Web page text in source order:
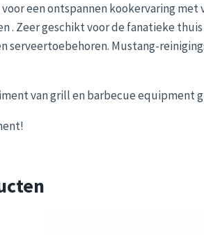
een ontspannen kookervaring
. Zeer geschikt voor de fanatieke
serveertoebehoren. Mustang-
van grill en barbecue equipment